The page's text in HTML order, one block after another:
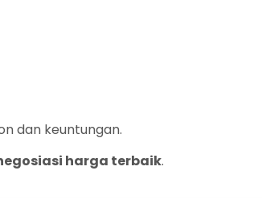
dan keuntungan.
harga terbaik.